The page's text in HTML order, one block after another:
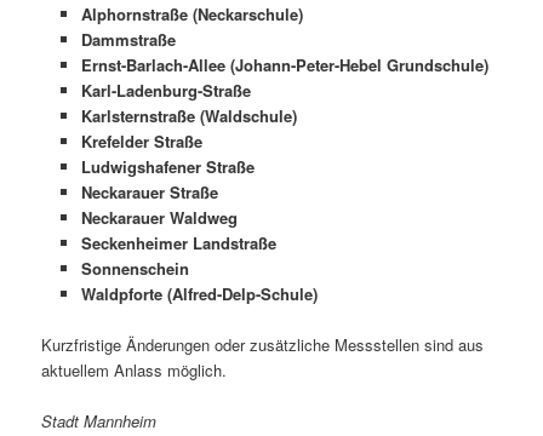
Alphornstraße (Neckarschule)
Dammstraße
Ernst-Barlach-Allee (Johann-Peter-Hebel Grundschule)
Karl-Ladenburg-Straße
Karlsternstraße (Waldschule)
Krefelder Straße
Ludwigshafener Straße
Neckarauer Straße
Neckarauer Waldweg
Seckenheimer Landstraße
Sonnenschein
Waldpforte (Alfred-Delp-Schule)
Kurzfristige Änderungen oder zusätzliche Messstellen sind aus
aktuellem Anlass möglich.
Stadt Mannheim